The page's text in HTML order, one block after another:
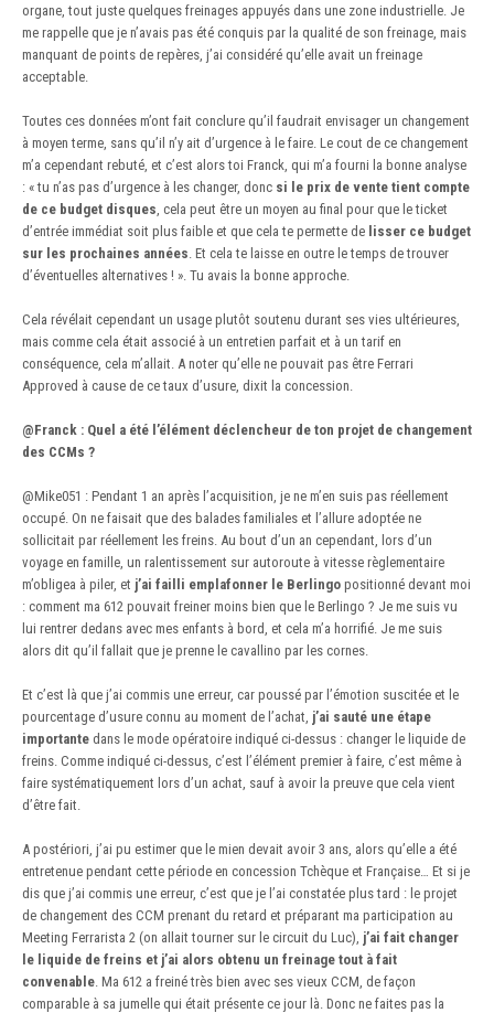
organe, tout juste quelques freinages appuyés dans une zone industrielle. Je
me rappelle que je n’avais pas été conquis par la qualité de son freinage, mais
manquant de points de repères, j’ai considéré qu’elle avait un freinage
acceptable.
Toutes ces données m’ont fait conclure qu’il faudrait envisager un changement
à moyen terme, sans qu’il n’y ait d’urgence à le faire. Le cout de ce changement
m’a cependant rebuté, et c’est alors toi Franck, qui m’a fourni la bonne analyse
: « tu n’as pas d’urgence à les changer, donc si le prix de vente tient compte
de ce budget disques , cela peut être un moyen au final pour que le ticket
d’entrée immédiat soit plus faible et que cela te permette de lisser ce budget
sur les prochaines années . Et cela te laisse en outre le temps de trouver
d’éventuelles alternatives ! ». Tu avais la bonne approche.
Cela révélait cependant un usage plutôt soutenu durant ses vies ultérieures,
mais comme cela était associé à un entretien parfait et à un tarif en
conséquence, cela m’allait. A noter qu’elle ne pouvait pas être Ferrari
Approved à cause de ce taux d’usure, dixit la concession.
@Franck : Quel a été l’élément déclencheur de ton projet de changement
des CCMs ?
@Mike051 : Pendant 1 an après l’acquisition, je ne m’en suis pas réellement
occupé. On ne faisait que des balades familiales et l’allure adoptée ne
sollicitait par réellement les freins. Au bout d’un an cependant, lors d’un
voyage en famille, un ralentissement sur autoroute à vitesse règlementaire
m’obligea à piler, et j’ai failli emplafonner le Berlingo positionné devant moi
: comment ma 612 pouvait freiner moins bien que le Berlingo ? Je me suis vu
lui rentrer dedans avec mes enfants à bord, et cela m’a horrifié. Je me suis
alors dit qu’il fallait que je prenne le cavallino par les cornes.
Et c’est là que j’ai commis une erreur, car poussé par l’émotion suscitée et le
pourcentage d’usure connu au moment de l’achat, j’ai sauté une étape
importante dans le mode opératoire indiqué ci-dessus : changer le liquide de
freins. Comme indiqué ci-dessus, c’est l’élément premier à faire, c’est même à
faire systématiquement lors d’un achat, sauf à avoir la preuve que cela vient
d’être fait.
A postériori, j’ai pu estimer que le mien devait avoir 3 ans, alors qu’elle a été
entretenue pendant cette période en concession Tchèque et Française… Et si je
dis que j’ai commis une erreur, c’est que je l’ai constatée plus tard : le projet
de changement des CCM prenant du retard et préparant ma participation au
Meeting Ferrarista 2 (on allait tourner sur le circuit du Luc), j’ai fait changer
le liquide de freins et j’ai alors obtenu un freinage tout à fait
convenable . Ma 612 a freiné très bien avec ses vieux CCM, de façon
comparable à sa jumelle qui était présente ce jour là. Donc ne faites pas la